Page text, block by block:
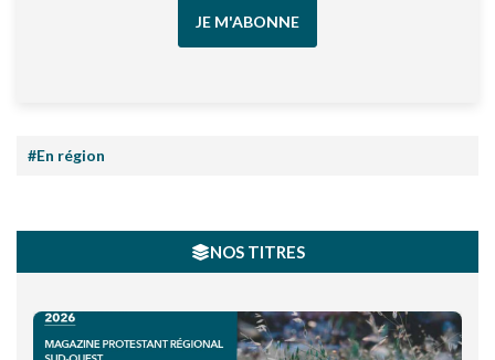
JE M'ABONNE
#En région
NOS TITRES